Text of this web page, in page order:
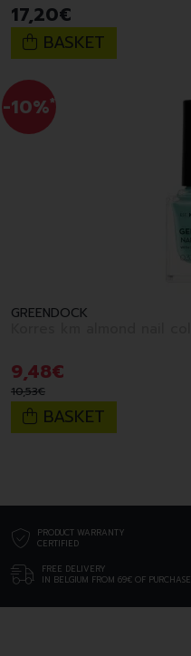
17,20€
BASKET
-10%*
GREENDOCK
9,48€
10,53€
BASKET
PRODUCT WARRANTY
CERTIFIED
FREE DELIVERY
IN BELGIUM FROM 69€ OF PURCHASE